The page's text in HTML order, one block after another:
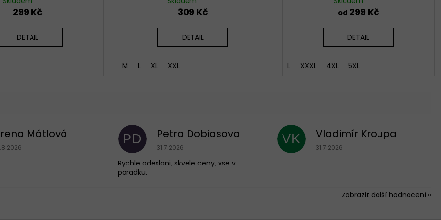
299 Kč
DETAIL
309 Kč
DETAIL
M L XL XXL
od299 Kč
DETAIL
L XXXL 4XL 5XL
Mátlová
obchodu je 5 z 5 hvězdiček.PD Petra Dobiasova
Hodnocení obchodu je 5 z 5 hvězdiček.
31.7.2026
Rychle odeslani, skvele ceny, vse v
poradku.
VK Vladimír Kroupa
Hodnocení obchodu je 5 z 5
31.7.2026
Zobrazit další hodnocení